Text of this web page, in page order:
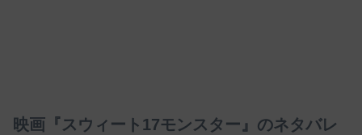
映画『スウィート17モンスター』のネタバレ